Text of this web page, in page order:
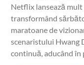
Netflix lansează mult
transformând
maratoane de
scenaristului Hwang
continuă, aducând